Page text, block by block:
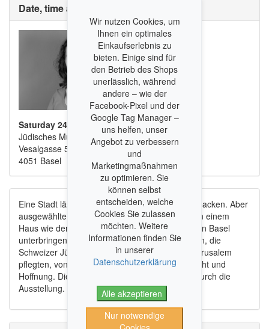
Date, time and place
Saturday 24. January 2026, 03:30 PM
Jüdisches Museum der Schweiz
Vesalgasse 5
4051 Basel
Eine Stadt lässt sich schwerlich in ein Museum packen. Aber
ausgewählte Erinnerungsstücke kann man gut in einem
Haus wie dem Jüdischen Museum der Schweiz in Basel
unterbringen. Sie erzählen von den Beziehungen, die
Schweizer Jüdinnen und Juden zur Weltstadt Jerusalem
pflegten, von Reisen und Aufenthalten, Sehnsucht und
Hoffnung. Die Historikerin
führt durch die
Ausstellung.
Wir nutzen Cookies, um
Ihnen ein optimales
Einkaufserlebnis zu
bieten. Einige sind für
den Betrieb des Shops
unerlässlich, während
andere – wie der
Facebook-Pixel und der
Google Tag Manager –
uns helfen, unser
Angebot zu verbessern
und
Marketingmaßnahmen
zu optimieren. Sie
können selbst
entscheiden, welche
Cookies Sie zulassen
möchten. Weitere
Informationen finden Sie
in unserer
Datenschutzerklärung
Alle akzeptieren
Nur notwendige